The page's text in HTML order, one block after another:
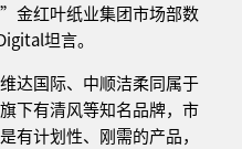
红叶纸业集团市场部数
坦言。
达国际、中顺洁柔同属于
下有清风等知名品牌，市
有计划性、刚需的产品，